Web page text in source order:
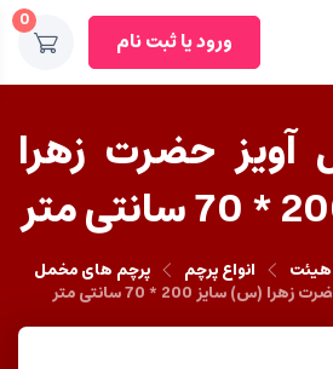
ورود یا ثبت نام
0
حضرت زهرا
هیئت انواع پرچم
پرچم های مخمل
سایز 200 * 70 سانتی متر